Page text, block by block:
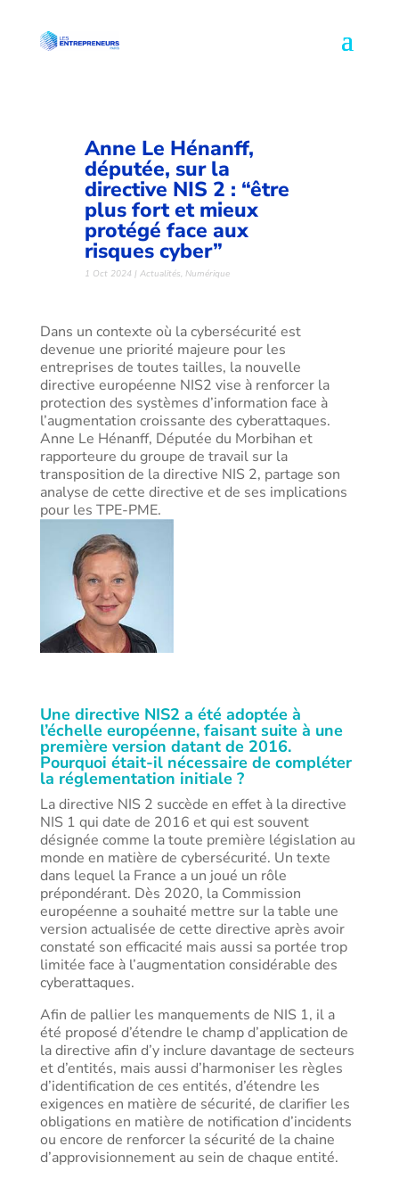
Anne Le Hénanff,
députée, sur la
directive NIS 2 : “être
plus fort et mieux
protégé face aux
risques cyber”
1 Oct 2024 |Actualités,Numérique
Dans un contexte où la cybersécurité est
devenue une priorité majeure pour les
entreprises de toutes tailles, la nouvelle
directive européenne NIS2 vise à renforcer la
protection des systèmes d’information face à
l’augmentation croissante des cyberattaques.
Anne Le Hénanff, Députée du Morbihan et
rapporteure du groupe de travail sur la
transposition de la directive NIS 2, partage son
analyse de cette directive et de ses implications
pour les TPE-PME.
Une directive NIS2 a été adoptée à
l’échelle européenne, faisant suite à une
première version datant de 2016.
Pourquoi était-il nécessaire de compléter
la réglementation initiale ?
La directive NIS 2 succède en effet à la directive
NIS 1 qui date de 2016 et qui est souvent
désignée comme la toute première législation au
monde en matière de cybersécurité. Un texte
dans lequel la France a un joué un rôle
prépondérant. Dès 2020, la Commission
européenne a souhaité mettre sur la table une
version actualisée de cette directive après avoir
constaté son efficacité mais aussi sa portée trop
limitée face à l’augmentation considérable des
cyberattaques.
Afin de pallier les manquements de NIS 1, il a
été proposé d’étendre le champ d’application de
la directive afin d’y inclure davantage de secteurs
et d’entités, mais aussi d’harmoniser les règles
d’identification de ces entités, d’étendre les
exigences en matière de sécurité, de clarifier les
obligations en matière de notification d’incidents
ou encore de renforcer la sécurité de la chaine
d’approvisionnement au sein de chaque entité.